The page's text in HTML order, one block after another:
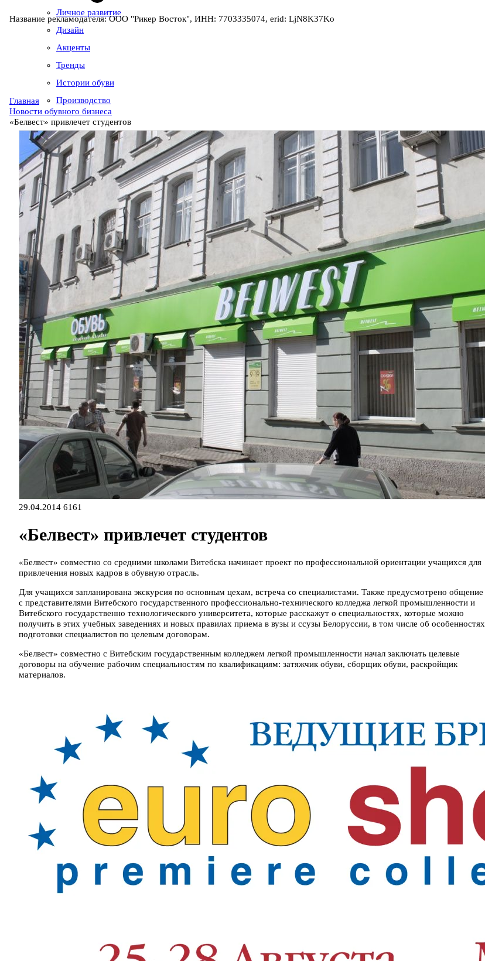
Личное развитие
Дизайн
Акценты
Тренды
Истории обуви
Производство
Название рекламодателя: ООО "Рикер Восток", ИНН: 7703335074, erid: LjN8K37Ko
Главная
Новости обувного бизнеса
«Белвест» привлечет студентов
29.04.2014 6161
«Белвест» привлечет студентов
«Белвест» совместно со средними школами Витебска начинает проект по профессиональной ориентации учащихся для
привлечения новых кадров в обувную отрасль.
Для учащихся запланирована экскурсия по основным цехам, встреча со специалистами. Также предусмотрено общение
с представителями Витебского государственного профессионально-технического колледжа легкой промышленности и
Витебского государственно технологического университета, которые расскажут о специальностях, которые можно
получить в этих учебных заведениях и новых правилах приема в вузы и ссузы Белоруссии, в том числе об особенностях
подготовки специалистов по целевым договорам.
«Белвест» совместно с Витебским государственным колледжем легкой промышленности начал заключать целевые
договоры на обучение рабочим специальностям по квалификациям: затяжчик обуви, сборщик обуви, раскройщик
материалов.